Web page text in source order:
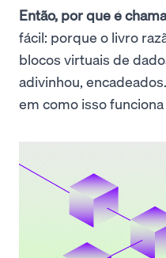
Então, por que é
fácil: porque o livro
blocos virtuais de
adivinhou,
em como isso